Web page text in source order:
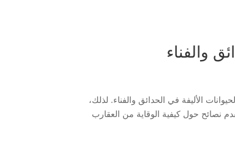
والفناء
الأليفة في الحدائق والفناء. لذلك،
نصائح حول كيفية الوقاية من العقارب